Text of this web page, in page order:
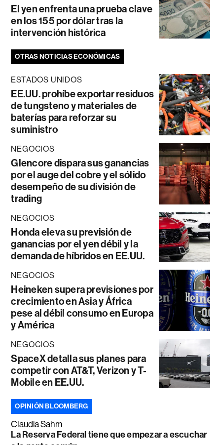
El yen enfrenta una prueba clave
en los 155 por dólar tras la
intervención histórica
OTRAS NOTICIAS ECONÓMICAS
ESTADOS UNIDOS
EE.UU. prohíbe exportar residuos
de tungsteno y materiales de
baterías para reforzar su
suministro
NEGOCIOS
Glencore dispara sus ganancias
por el auge del cobre y el sólido
desempeño de su división de
trading
NEGOCIOS
Honda eleva su previsión de
ganancias por el yen débil y la
demanda de híbridos en EE.UU.
NEGOCIOS
Heineken supera previsiones por
crecimiento en Asia y África
pese al débil consumo en Europa
y América
NEGOCIOS
SpaceX detalla sus planes para
competir con AT&T, Verizon y T-
Mobile en EE.UU.
OPINIÓN BLOOMBERG
Claudia Sahm
La Reserva Federal tiene que empezar a escuchar